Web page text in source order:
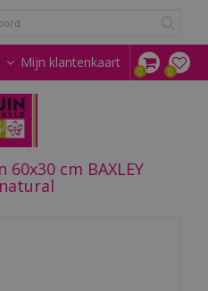
Mijn klantenkaart
cm BAXLEY